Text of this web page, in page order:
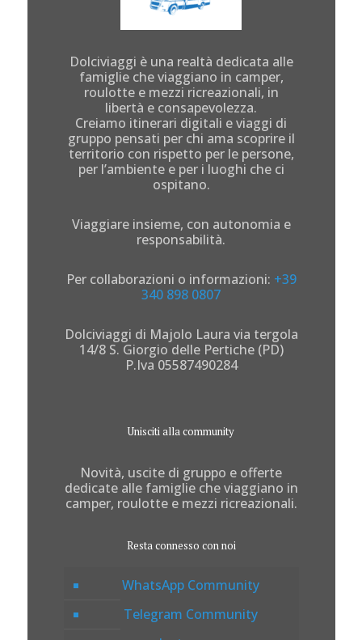
Dolciviaggi è una realtà dedicata alle
famiglie che viaggiano in camper,
roulotte e mezzi ricreazionali, in
libertà e consapevolezza.
Creiamo itinerari digitali e viaggi di
gruppo pensati per chi ama scoprire il
territorio con rispetto per le persone,
per l’ambiente e per i luoghi che ci
ospitano.
Viaggiare insieme, con autonomia e
responsabilità.
Per collaborazioni o informazioni: +39
340 898 0807
Dolciviaggi di Majolo Laura via tergola
14/8 S. Giorgio delle Pertiche (PD)
P.Iva 05587490284
Unisciti alla community
Novità, uscite di gruppo e offerte
dedicate alle famiglie che viaggiano in
camper, roulotte e mezzi ricreazionali.
Resta connesso con noi
WhatsApp Community
Telegram Community